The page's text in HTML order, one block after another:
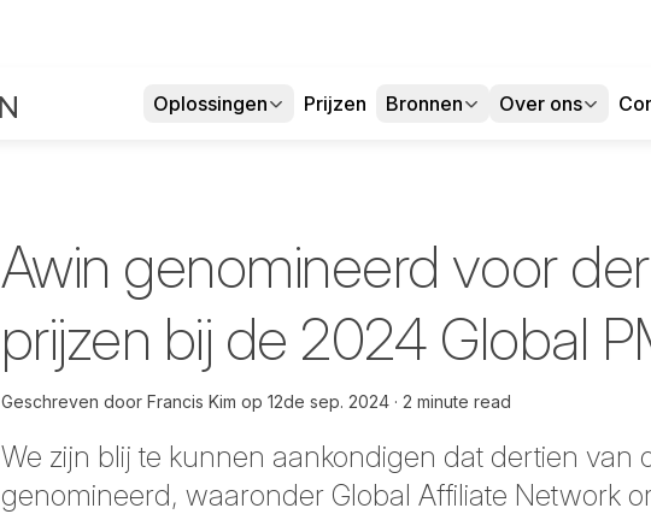
Oplossingen Prijzen Bronnen Over ons
Awin genomineerd voor
prijzen bij de 2024 Global
Geschreven door Francis Kim op 12de sep. 2024 2 minute read
We zijn blij te kunnen aankondigen dat dertien van
genomineerd, waaronder Global Affiliate Network